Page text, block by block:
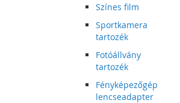
Színes film
Sportkamera
tartozék
Fotóállvány
tartozék
Fényképezőgép
lencseadapter